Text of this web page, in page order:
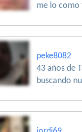
me lo como
peke8082
43 años de
buscando